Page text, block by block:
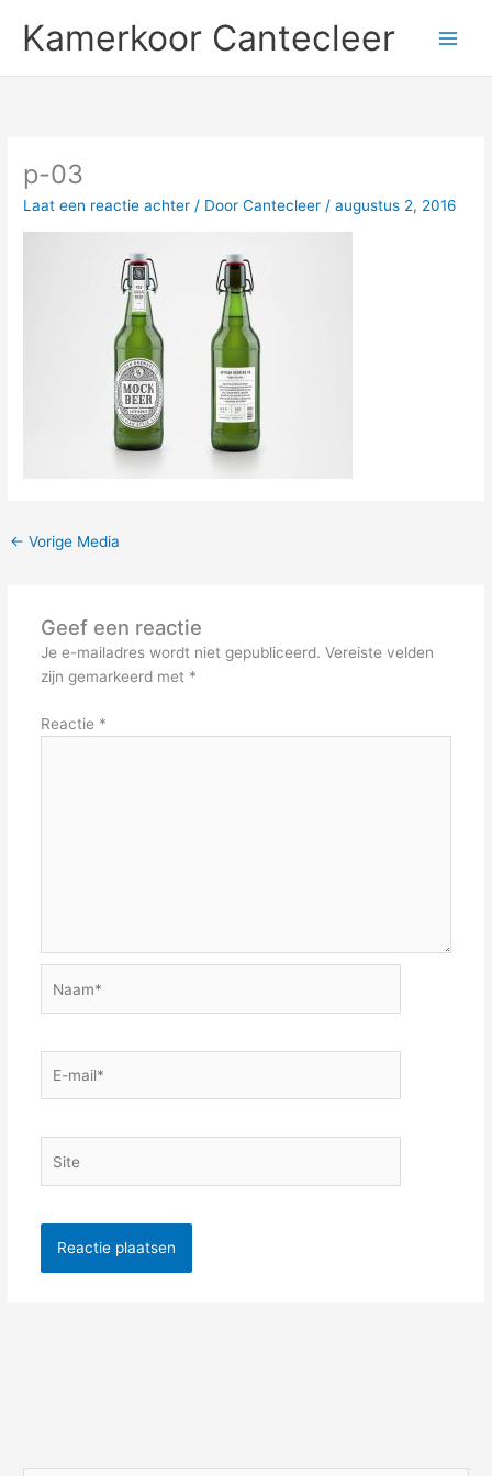
naarKamerkoor Cantecleer
p-03
Laat een reactie achter / DoorCantecleer /augustus 2, 2016
← Vorige Media
Geef een reactie
Je e-mailadres wordt niet gepubliceerd. Vereiste velden
zijn gemarkeerd met *
Reactie *
mail*